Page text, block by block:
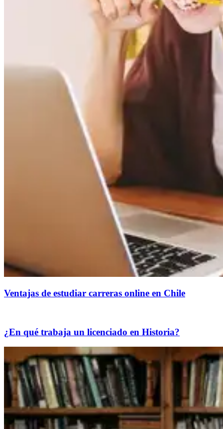
Ventajas de estudiar carreras online en Chile
¿En qué trabaja un licenciado en Historia?